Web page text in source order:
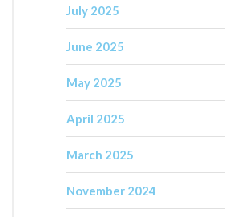
July 2025
June 2025
May 2025
April 2025
March 2025
November 2024